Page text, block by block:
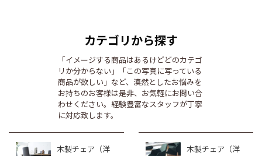
カテゴリから探す
「イメージする商品はあるけどどのカテゴ
リか分からない」「この写真に写っている
商品が欲しい」など、漠然としたお悩みを
お持ちのお客様は是非、お気軽にお問い合
わせください。経験豊富なスタッフが丁寧
に対応致します。
木製チェア（洋
木製チェア（洋